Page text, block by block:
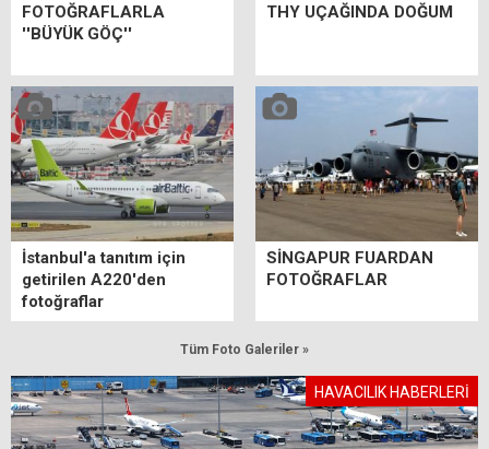
FOTOĞRAFLARLA
''BÜYÜK GÖÇ''
THY UÇAĞINDA DOĞUM
İstanbul'a tanıtım için
getirilen A220'den
fotoğraflar
SİNGAPUR FUARDAN
FOTOĞRAFLAR
Tüm Foto Galeriler »
HAVACILIK HABERLERİ